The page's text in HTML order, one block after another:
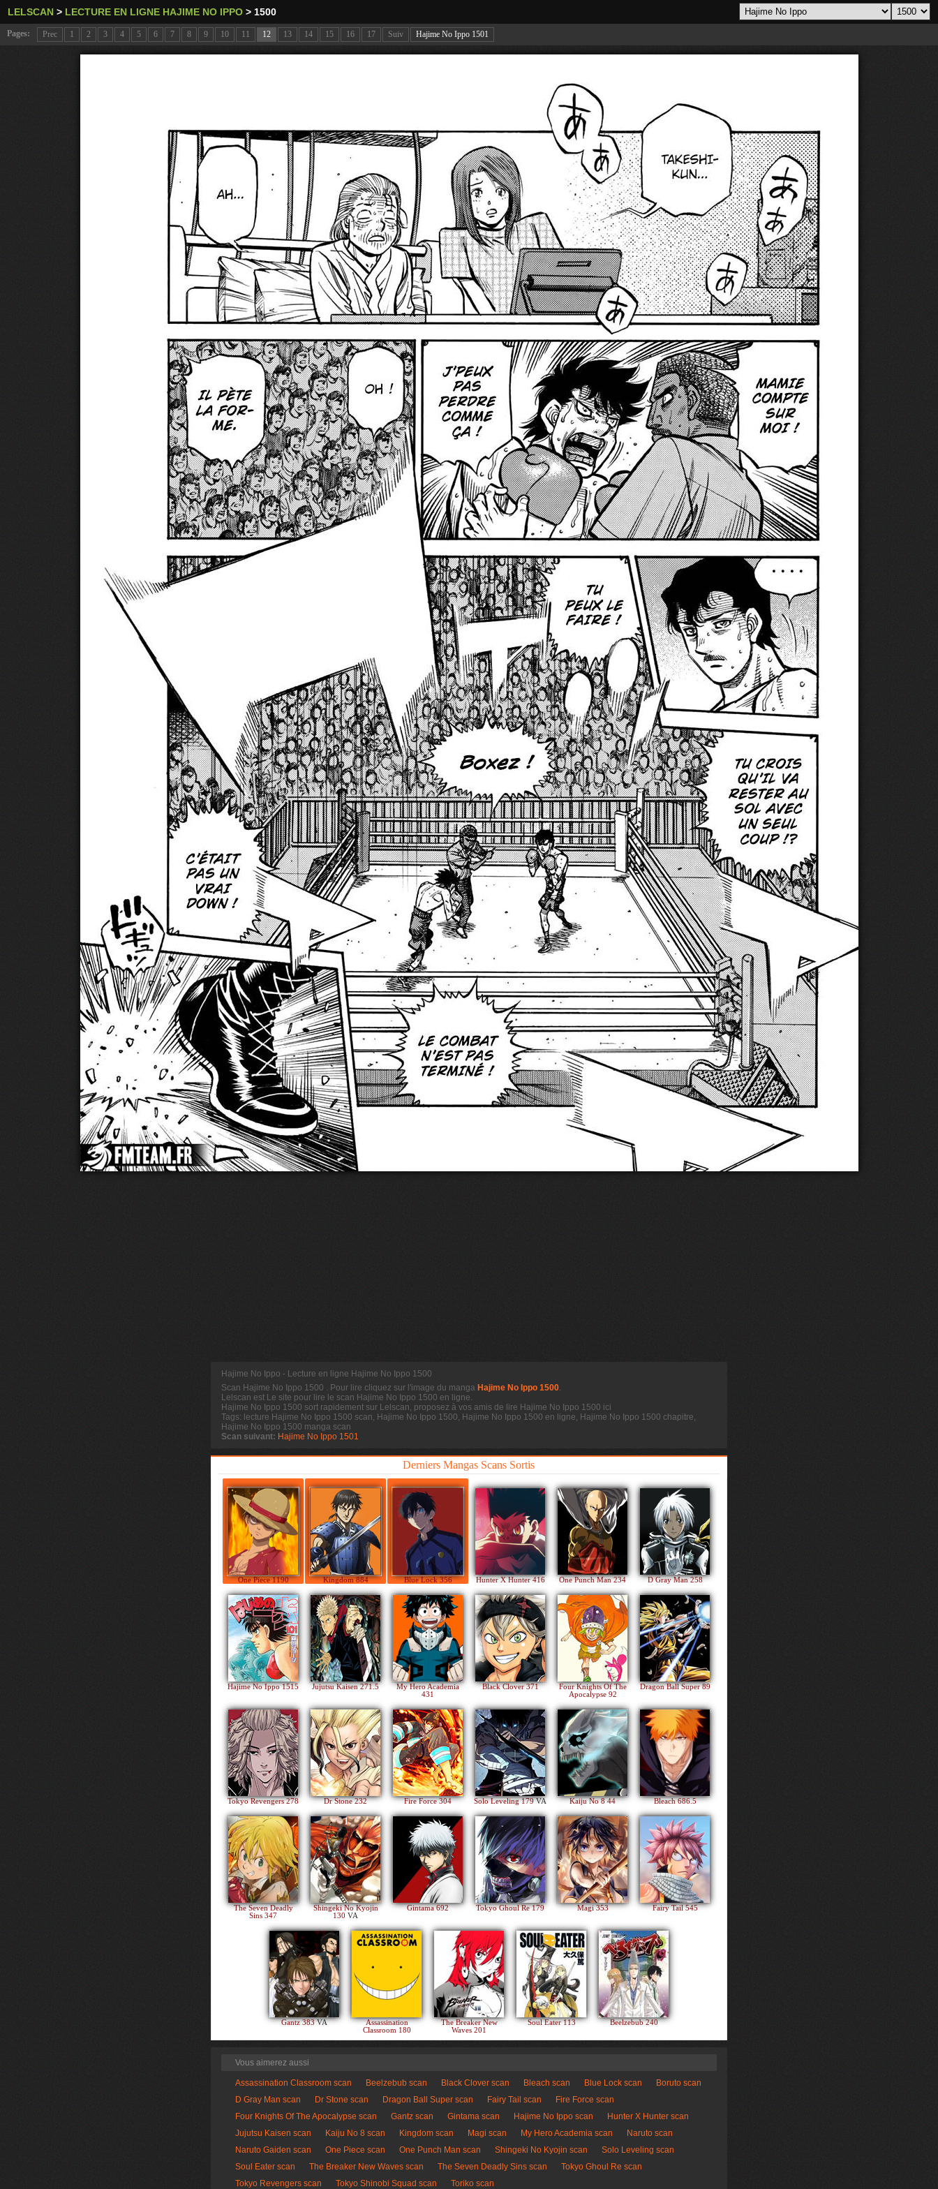
LELSCAN > LECTURE EN LIGNE HAJIME NO IPPO > 1500
Pages: Prec 1 2 3 4 5 6 7 8 9 10 11 12 13 14 15 16 17 Suiv Hajime No Ippo 1501
Hajime No Ippo - Lecture en ligne Hajime No Ippo 1500
Scan Hajime No Ippo 1500 . Pour lire cliquez sur l'image du manga Hajime No Ippo 1500.
Lelscan est Le site pour lire le scan Hajime No Ippo 1500 en ligne.
Hajime No Ippo 1500 sort rapidement sur Lelscan, proposez à vos amis de lire Hajime No Ippo 1500 ici
Tags: lecture Hajime No Ippo 1500 scan, Hajime No Ippo 1500, Hajime No Ippo 1500 en ligne, Hajime No Ippo 1500 chapitre,
Hajime No Ippo 1500 manga scan
Scan suivant: Hajime No Ippo 1501
Derniers Mangas Scans Sortis
One Piece 1190 Kingdom 884 Blue Lock 356 Hunter X Hunter 416 One Punch Man 234 D Gray Man 258
Hajime No Ippo 1515 Jujutsu Kaisen 271.5
My Hero Academia
431
Black Clover 371
Four Knights Of The
Apocalypse 92
Dragon Ball Super 89
Tokyo Revengers 278 Dr Stone 232 Fire Force 304 Solo Leveling 179VA Kaiju No 8 44 Bleach 686.5
The Seven Deadly
Sins 347
Shingeki No Kyojin
130 VA
Gintama 692 Tokyo Ghoul Re 179 Magi 353 Fairy Tail 545
Gantz 383VA
Assassination
Classroom 180
The Breaker New
Waves 201
Soul Eater 113 Beelzebub 240
Vous aimerez aussi
Assassination Classroom scan Beelzebub scan Black Clover scan Bleach scan Blue Lock scan
Boruto scan
D Gray Man scan
Dr Stone scan Dragon Ball Super scan Fairy Tail scan
Fire Force scan
Four Knights Of The Apocalypse scan
Gantz scan Gintama scan Hajime No Ippo scan
Hunter X Hunter scan
Jujutsu Kaisen scan
Kaiju No 8 scan Kingdom scan Magi scan My Hero Academia scan
Naruto scan
Naruto Gaiden scan
One Piece scan One Punch Man scan Shingeki No Kyojin scan
Solo Leveling scan
Soul Eater scan
The Breaker New Waves scan The Seven Deadly Sins scan
Tokyo Ghoul Re scan
Tokyo Revengers scan
Tokyo Shinobi Squad scan Toriko scan